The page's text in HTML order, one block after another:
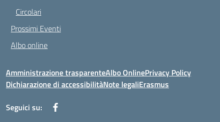
Circolari
Prossimi Eventi
Albo online
Amministrazione trasparenteAlbo OnlinePrivacy Policy
Dichiarazione di accessibilitàNote legaliErasmus
Seguici su: